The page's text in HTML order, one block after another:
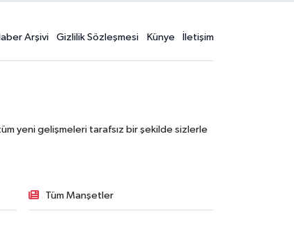
Arşivi Gizlilik Sözleşmesi Künye İletişim
yeni gelişmeleri tarafsız bir şekilde sizlerle
Tüm Manşetler